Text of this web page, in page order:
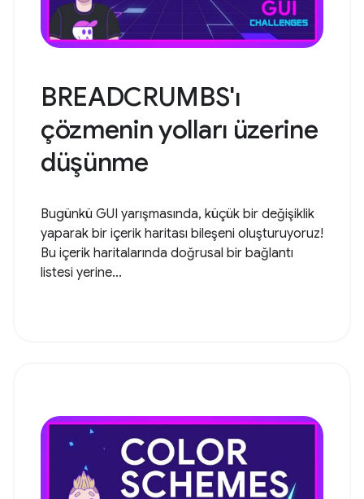
BREADCRUMBS'ı
çözmenin yolları üzerine
düşünme
Bugünkü GUI yarışmasında, küçük bir değişiklik
yaparak bir içerik haritası bileşeni oluşturuyoruz!
Bu içerik haritalarında doğrusal bir bağlantı
listesi yerine...